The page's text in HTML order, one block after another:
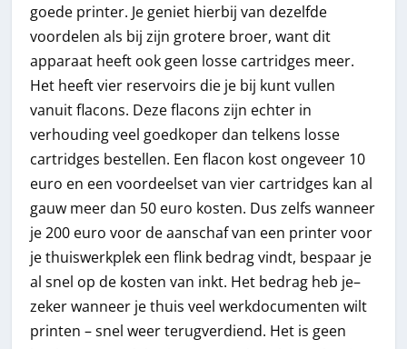
goede printer. Je geniet hierbij van dezelfde
voordelen als bij zijn grotere broer, want dit
apparaat heeft ook geen losse cartridges meer.
Het heeft vier reservoirs die je bij kunt vullen
vanuit flacons. Deze flacons zijn echter in
verhouding veel goedkoper dan telkens losse
cartridges bestellen. Een flacon kost ongeveer 10
euro en een voordeelset van vier cartridges kan al
gauw meer dan 50 euro kosten. Dus zelfs wanneer
je 200 euro voor de aanschaf van een printer voor
je thuiswerkplek een flink bedrag vindt, bespaar je
al snel op de kosten van inkt. Het bedrag heb je–
zeker wanneer je thuis veel werkdocumenten wilt
printen – snel weer terugverdiend. Het is geen